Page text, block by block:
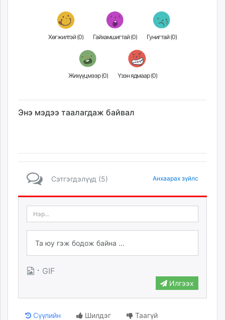
Хөгжилтэй (0) Гайхамшигтай (0) Гунигтай (0)
Жихүүцмээр (0) Үзэн ядмаар (0)
Энэ мэдээ таалагдаж байвал
Сэтгэгдэлүүд (5) Анхаарах зүйлс
· GIF
Илгээх
Сүүлийн Шилдэг Таагүй